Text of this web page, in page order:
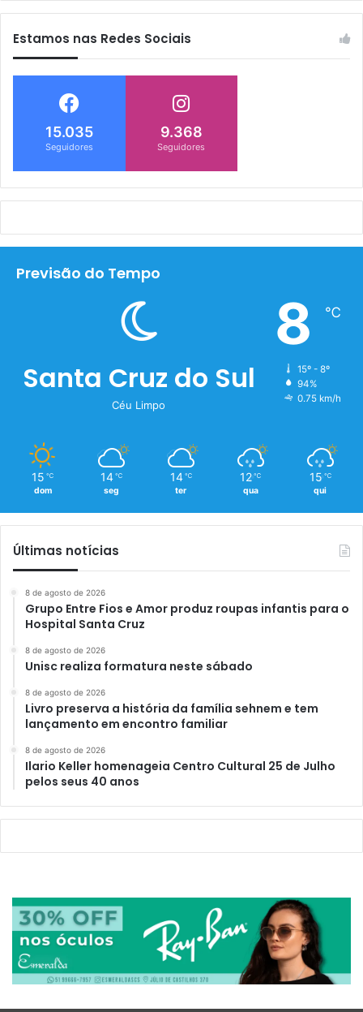
Estamos nas Redes Sociais
15.035
Seguidores
9.368
Seguidores
Previsão do Tempo
Santa Cruz do Sul
Céu Limpo
8 ℃
15º - 8º
94%
0.75 km/h
15 ℃
dom
14 ℃
seg
14 ℃
ter
12 ℃
qua
15 ℃
qui
Últimas notícias
8 de agosto de 2026
Grupo Entre Fios e Amor produz roupas infantis para o
Hospital Santa Cruz
8 de agosto de 2026
Unisc realiza formatura neste sábado
8 de agosto de 2026
Livro preserva a história da família sehnem e tem
lançamento em encontro familiar
8 de agosto de 2026
Ilario Keller homenageia Centro Cultural 25 de Julho
pelos seus 40 anos